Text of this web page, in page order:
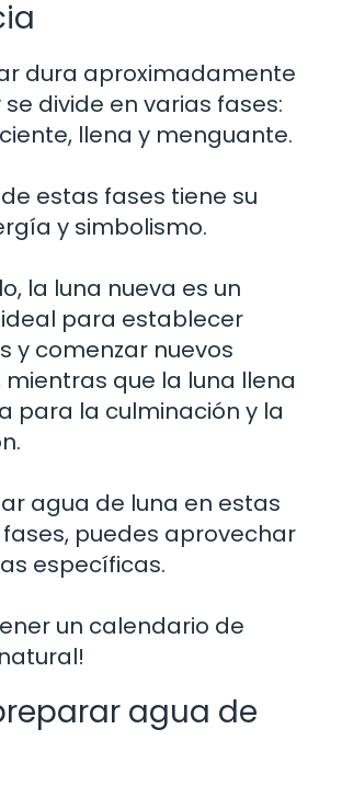
dura aproximadamente
se divide en varias fases:
llena y menguante.
estas fases tiene su
y simbolismo.
la luna nueva es un
para establecer
y comenzar nuevos
mientras que la luna llena
para la culminación y la
agua de luna en estas
puedes aprovechar
específicas.
un calendario de
agua de